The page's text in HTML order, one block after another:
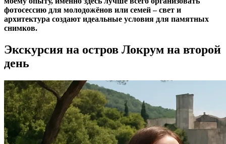
фотосессию для молодожёнов или семей – свет и
архитектура создают идеальные условия для памятных
снимков.
Экскурсия на остров Локрум на второй
день